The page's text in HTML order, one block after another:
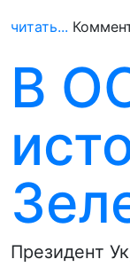
читать...
В
Президент